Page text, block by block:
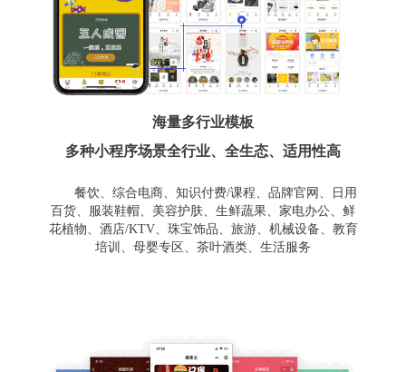
海量多行业模板
多种小程序场景全行业、全生态、适用性高
餐饮、综合电商、知识付费/课程、品牌官网、日用
百货、服装鞋帽、美容护肤、生鲜蔬果、家电办公、鲜
花植物、酒店/KTV、珠宝饰品、旅游、机械设备、教育
培训、母婴专区、茶叶酒类、生活服务